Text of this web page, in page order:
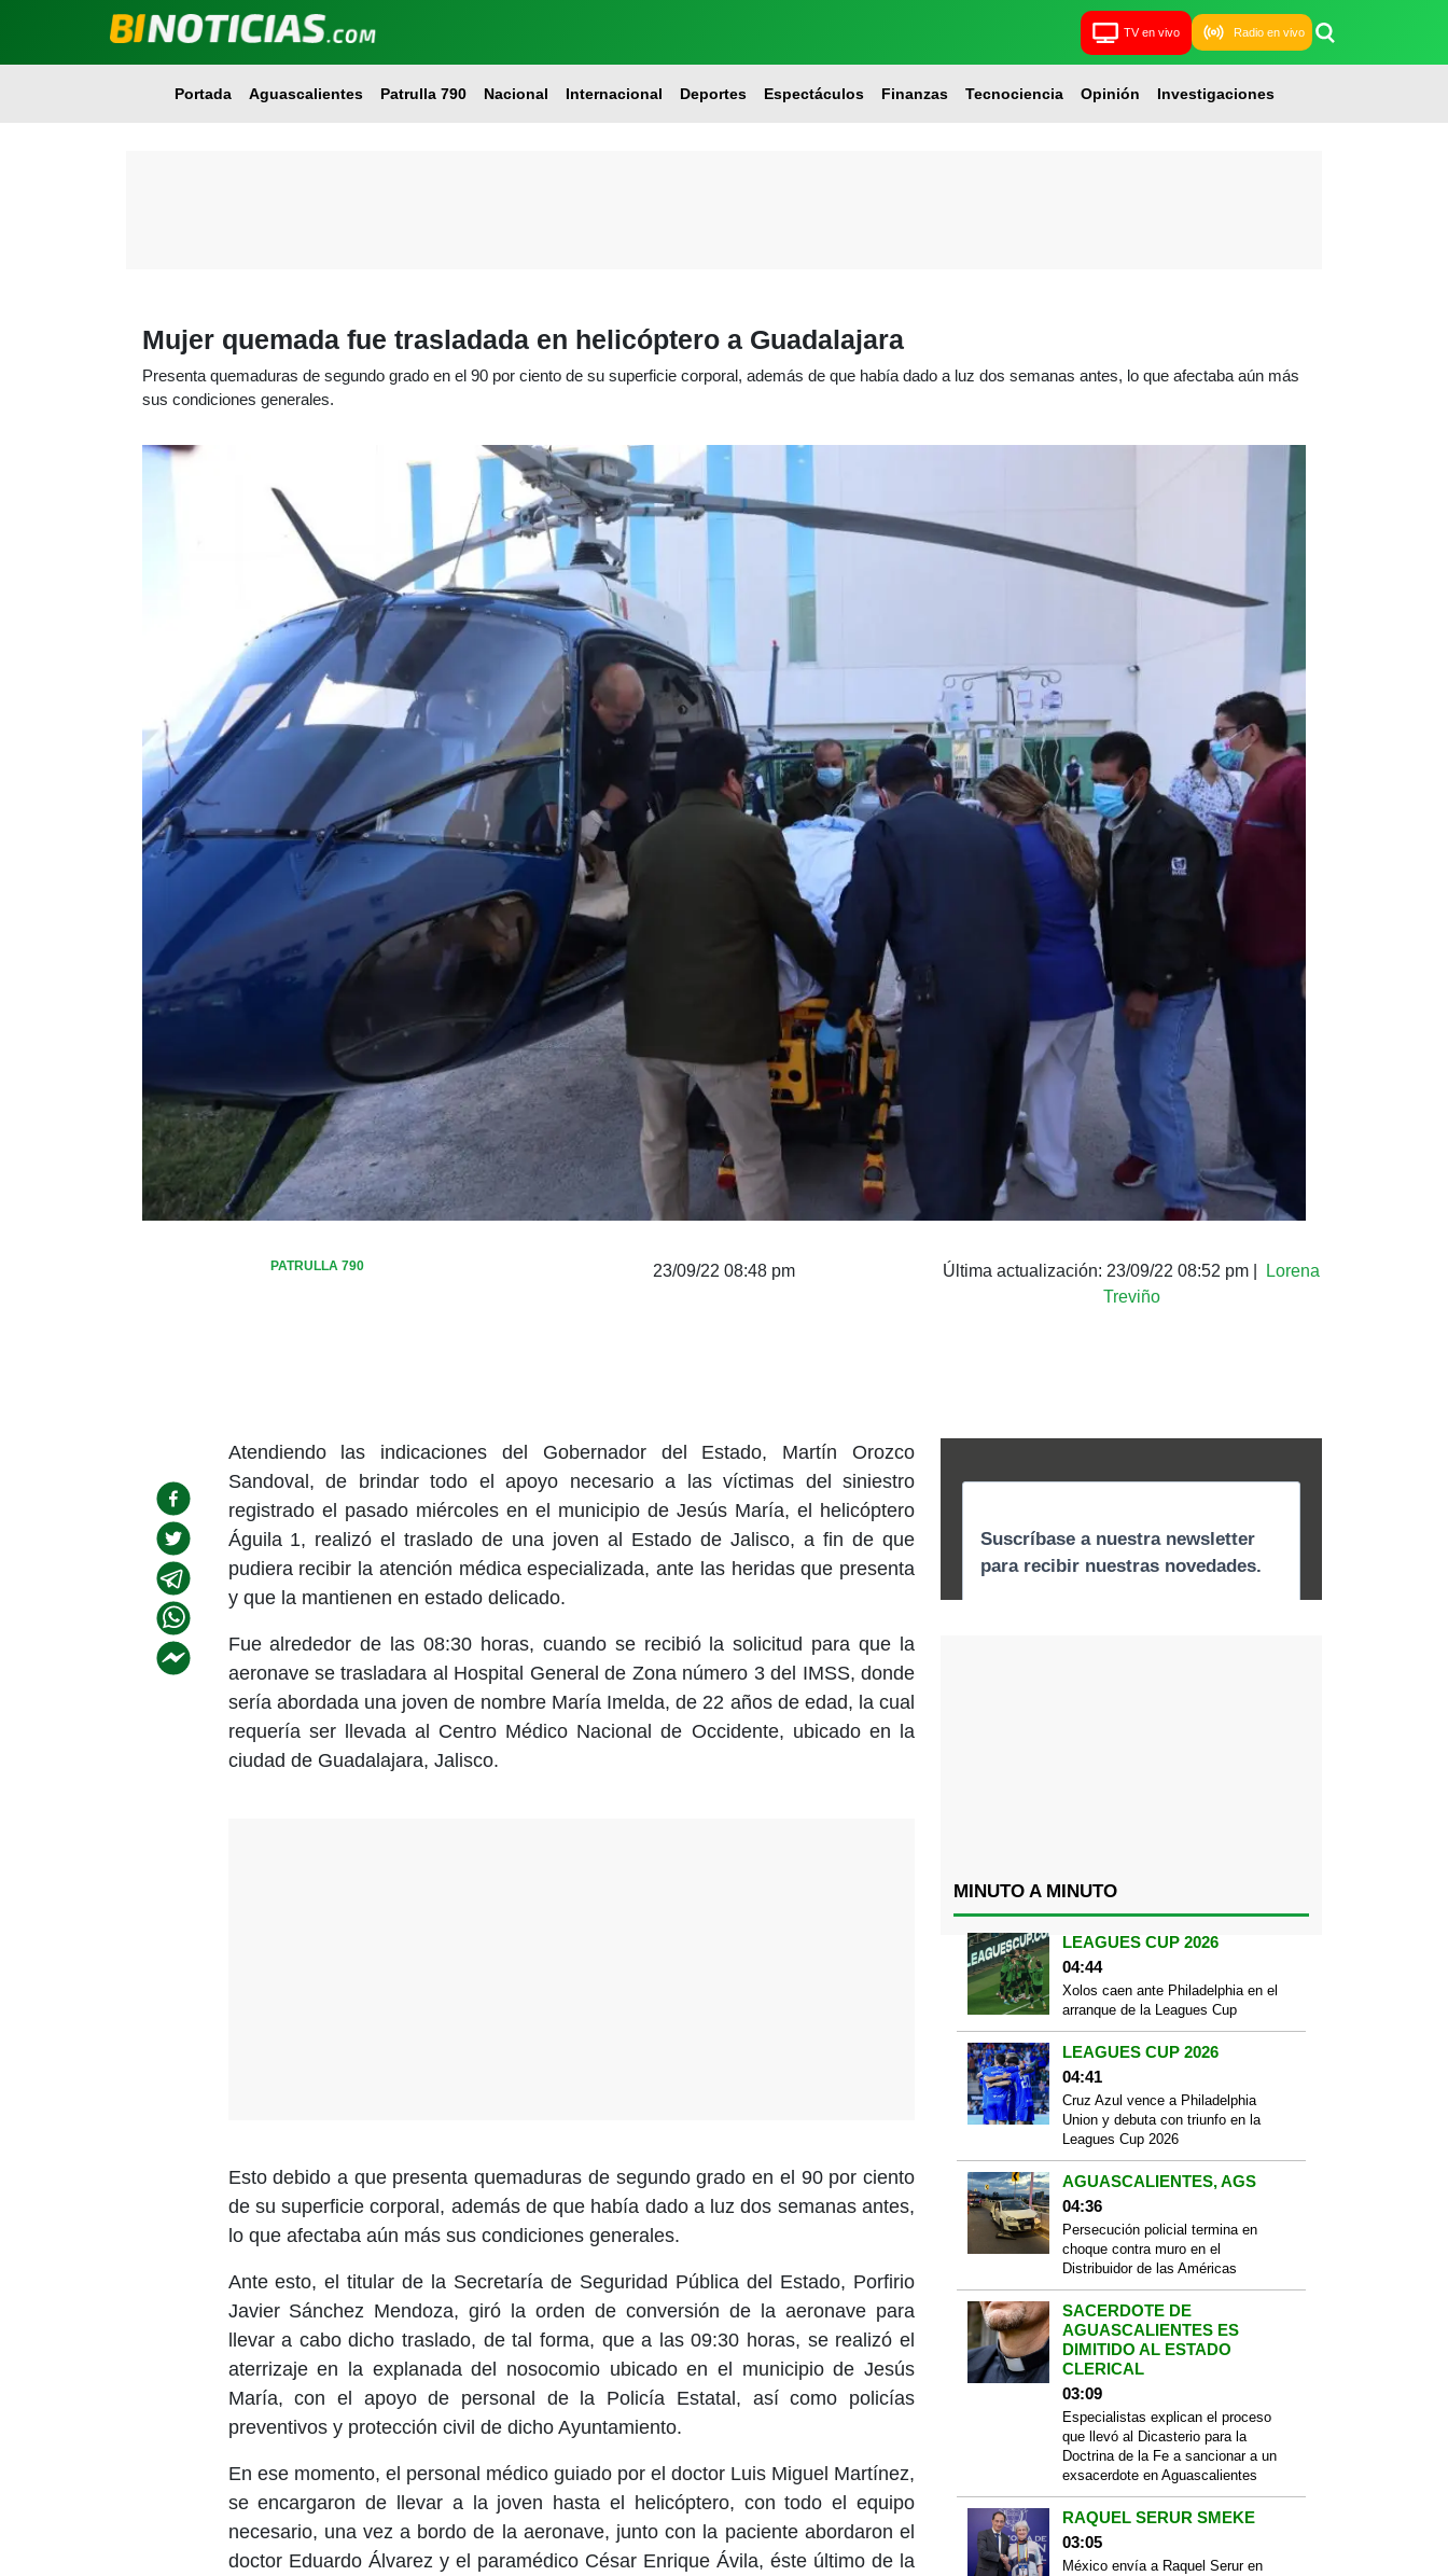
TV en vivo Radio en vivo
Portada Aguascalientes Patrulla 790 Nacional Internacional Deportes Espectáculos Finanzas Tecnociencia Opinión Investigaciones
Mujer quemada fue trasladada en helicóptero a Guadalajara
Presenta quemaduras de segundo grado en el 90 por ciento de su superficie corporal, además de que había dado a luz dos semanas antes, lo que afectaba aún más
sus condiciones generales.
PATRULLA 790 23/09/22 08:48 pm Última actualización: 23/09/22 08:52 pm
Lorena
Treviño
Atendiendo las indicaciones del Gobernador del Estado, Martín Orozco
Sandoval, de brindar todo el apoyo necesario a las víctimas del siniestro
registrado el pasado miércoles en el municipio de Jesús María, el helicóptero
Águila 1, realizó el traslado de una joven al Estado de Jalisco, a fin de que
pudiera recibir la atención médica especializada, ante las heridas que presenta
y que la mantienen en estado delicado.
Fue alrededor de las 08:30 horas, cuando se recibió la solicitud para que la
aeronave se trasladara al Hospital General de Zona número 3 del IMSS, donde
sería abordada una joven de nombre María Imelda, de 22 años de edad, la cual
requería ser llevada al Centro Médico Nacional de Occidente, ubicado en la
ciudad de Guadalajara, Jalisco.
Esto debido a que presenta quemaduras de segundo grado en el 90 por ciento
de su superficie corporal, además de que había dado a luz dos semanas antes,
lo que afectaba aún más sus condiciones generales.
Ante esto, el titular de la Secretaría de Seguridad Pública del Estado, Porfirio
Javier Sánchez Mendoza, giró la orden de conversión de la aeronave para
llevar a cabo dicho traslado, de tal forma, que a las 09:30 horas, se realizó el
aterrizaje en la explanada del nosocomio ubicado en el municipio de Jesús
María, con el apoyo de personal de la Policía Estatal, así como policías
preventivos y protección civil de dicho Ayuntamiento.
En ese momento, el personal médico guiado por el doctor Luis Miguel Martínez,
se encargaron de llevar a la joven hasta el helicóptero, con todo el equipo
necesario, una vez a bordo de la aeronave, junto con la paciente abordaron el
doctor Eduardo Álvarez y el paramédico César Enrique Ávila, éste último de la
MINUTO A MINUTO
LEAGUES CUP 2026
04:44
Xolos caen ante Philadelphia en el
arranque de la Leagues Cup
LEAGUES CUP 2026
04:41
Cruz Azul vence a Philadelphia
Union y debuta con triunfo en la
Leagues Cup 2026
AGUASCALIENTES, AGS
04:36
Persecución policial termina en
choque contra muro en el
Distribuidor de las Américas
SACERDOTE DE
AGUASCALIENTES ES
DIMITIDO AL ESTADO
CLERICAL
03:09
Especialistas explican el proceso
que llevó al Dicasterio para la
Doctrina de la Fe a sancionar a un
exsacerdote en Aguascalientes
RAQUEL SERUR SMEKE
03:05
México envía a Raquel Serur en